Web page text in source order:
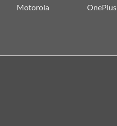
Motorola
OnePlus